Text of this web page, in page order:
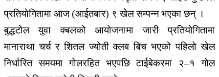
प्रतियोगितामा आज (आईतबार) ९ खेल सम्पन्न भएका छन् ।
बुद्धटोल युवा क्बलको आयोजनामा जारी प्रतियोगितामा
मानाराथा चर्च र शितल ज्योती क्लब बिच भएको पहिलो खेल
निर्धारित समयमा गोलरहित भएपछि टाईबेकरमा २–१ गोल